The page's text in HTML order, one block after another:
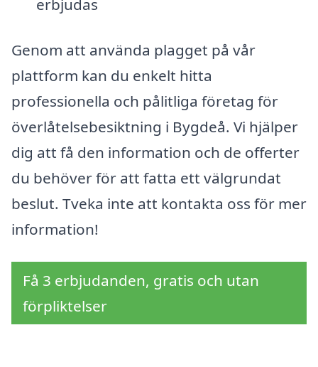
erbjudas
Genom att använda plagget på vår
plattform kan du enkelt hitta
professionella och pålitliga företag för
överlåtelsebesiktning i Bygdeå. Vi hjälper
dig att få den information och de offerter
du behöver för att fatta ett välgrundat
beslut. Tveka inte att kontakta oss för mer
information!
Få 3 erbjudanden, gratis och utan
förpliktelser